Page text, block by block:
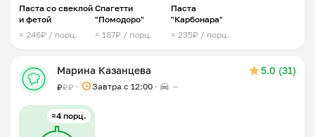
Паста со свеклой
и фетой
≈ 246₽ / порц.
Спагетти
"Помодоро"
≈ 187₽ / порц.
Паста
"Карбонара"
≈ 235₽ / порц.
Марина Казанцева 5.0 (31)
₽₽₽ Завтра c 12:00 —
≈4 порц.